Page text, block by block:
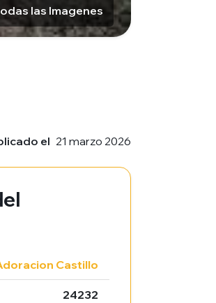
las Imagenes
el 21 marzo 2026
Castillo
24232